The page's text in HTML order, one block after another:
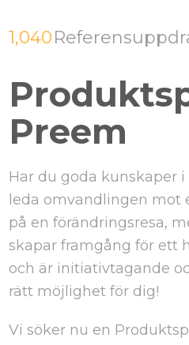
1,040
Preem
Har du goda kunskaper
leda omvandlingen mot
på en förändringsresa,
skapar framgång för ett
och är initiativtagande
rätt möjlighet för dig!
Vi söker nu en